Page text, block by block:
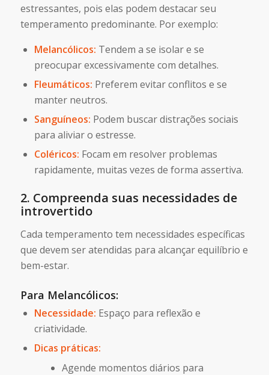
estressantes, pois elas podem destacar seu
temperamento predominante. Por exemplo:
Melancólicos: Tendem a se isolar e se
preocupar excessivamente com detalhes.
Fleumáticos: Preferem evitar conflitos e se
manter neutros.
Sanguíneos: Podem buscar distrações sociais
para aliviar o estresse.
Coléricos: Focam em resolver problemas
rapidamente, muitas vezes de forma assertiva.
2. Compreenda suas necessidades de
introvertido
Cada temperamento tem necessidades específicas
que devem ser atendidas para alcançar equilíbrio e
bem-estar.
Para Melancólicos:
Necessidade: Espaço para reflexão e
criatividade.
Dicas práticas:
Agende momentos diários para